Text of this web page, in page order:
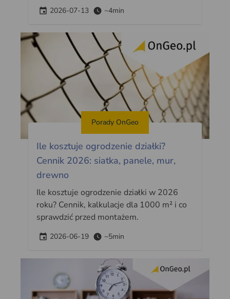
2026-07-13 ~4min
Porady OnGeo
Ile kosztuje ogrodzenie działki?
Cennik 2026: siatka, panele, mur,
drewno
Ile kosztuje ogrodzenie działki w 2026
roku? Cennik, kalkulacje dla 1000 m² i co
sprawdzić przed montażem.
2026-06-19 ~5min